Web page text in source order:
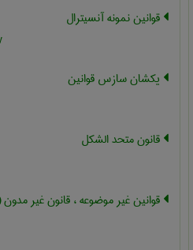
قوانین نمونه آنسیترال
یکشان سازس قوانین
قانون متحد الشکل
قوانین غیر موضوعه ، قانون غیر